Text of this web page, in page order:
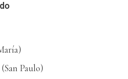
Paulo)